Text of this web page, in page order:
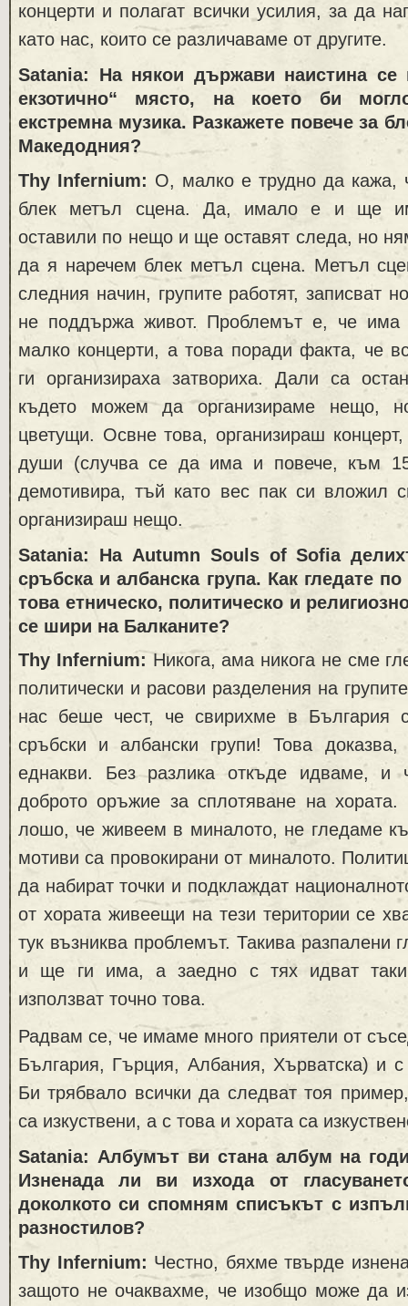
концерти и полагат всички усилия, за да
като нас, които се различаваме от другите.
Satania: На някои държави наистина се
екзотично“ място, на което би
екстремна музика. Разкажете повече за
Македодния?
Thy Infernium: О, малко е трудно да кажа,
блек метъл сцена. Да, имало е и ще
оставили по нещо и ще оставят следа, но
да я наречем блек метъл сцена. Метъл
следния начин, групите работят, записват
не поддържа живот. Проблемът е, че
малко концерти, а това поради факта, че
ги организираха затвориха. Дали са
където можем да организираме нещо,
цветущи. Освне това, организираш
души (случва се да има и повече, към
демотивира, тъй като вес пак си вложил
организираш нещо.
Satania: На Autumn Souls of Sofia
сръбска и албанска група. Как гледате
това етническо, политическо и
се шири на Балканите?
Thy Infernium: Никога, ама никога не сме
политически и расови разделения на
нас беше чест, че свирихме в България с
сръбски и албански групи! Това
еднакви. Без разлика откъде идваме, и
доброто оръжие за сплотяване на
лошо, че живеем в миналото, не гледаме
мотиви са провокирани от миналото.
да набират точки и подклаждат
от хората живеещи на тези територии се
тук възниква проблемът. Такива разпалени
и ще ги има, а заедно с тях идват
използват точно това.
Радвам се, че имаме много приятели от
България, Гърция, Албания, Хърватска) и
Би трябвало всички да следват тоя
са изкуствени, а с това и хората са
Satania: Албумът ви стана албум на
Изненада ли ви изхода от
доколкото си спомням списъкът с
разностилов?
Thy Infernium: Честно, бяхме твърде
защото не очаквахме, че изобщо може да